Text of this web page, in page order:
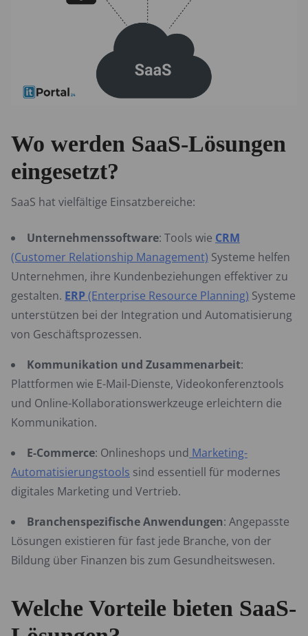
Wo werden SaaS-Lösungen
eingesetzt?
SaaS hat vielfältige Einsatzbereiche:
Unternehmenssoftware: Tools wie CRM
(Customer Relationship Management) Systeme helfen
Unternehmen, ihre Kundenbeziehungen effektiver zu
gestalten. ERP(Enterprise Resource Planning) Systeme
unterstützen bei der Integration und Automatisierung
von Geschäftsprozessen.
Kommunikation und Zusammenarbeit:
Plattformen wie E-Mail-Dienste, Videokonferenztools
und Online-Kollaborationswerkzeuge erleichtern die
Kommunikation.
E-Commerce: Onlineshops und Marketing-
Automatisierungstools sind essentiell für modernes
digitales Marketing und Vertrieb.
Branchenspezifische Anwendungen: Angepasste
Lösungen existieren für fast jede Branche, von der
Bildung über Finanzen bis zum Gesundheitswesen.
Welche Vorteile bieten SaaS-